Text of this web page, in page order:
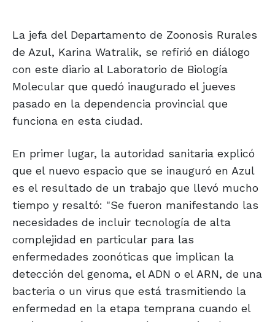
La jefa del Departamento de Zoonosis Rurales
de Azul, Karina Watralik, se refirió en diálogo
con este diario al Laboratorio de Biología
Molecular que quedó inaugurado el jueves
pasado en la dependencia provincial que
funciona en esta ciudad.
En primer lugar, la autoridad sanitaria explicó
que el nuevo espacio que se inauguró en Azul
es el resultado de un trabajo que llevó mucho
tiempo y resaltó: "Se fueron manifestando las
necesidades de incluir tecnología de alta
complejidad en particular para las
enfermedades zoonóticas que implican la
detección del genoma, el ADN o el ARN, de una
bacteria o un virus que está trasmitiendo la
enfermedad en la etapa temprana cuando el